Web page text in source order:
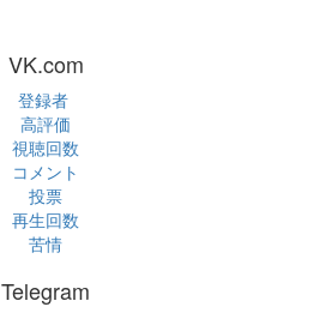
VK.com
登録者
高評価
視聴回数
コメント
投票
再生回数
苦情
Telegram